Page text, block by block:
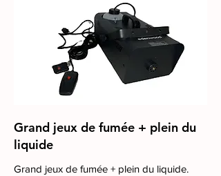
Grand jeux de fumée + plein du
liquide
Grand jeux de fumée + plein du liquide.